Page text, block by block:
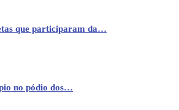
que participaram da…
no pódio dos…